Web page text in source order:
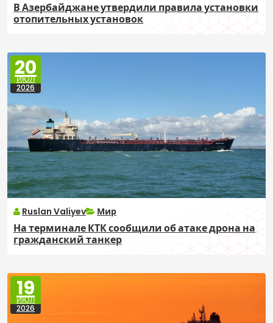
В Азербайджане утвердили правила установки
отопительных установок
20
ИЮЛ
2026
Ruslan Valiyev Мир
На терминале КТК сообщили об атаке дрона на
гражданский танкер
19
ИЮЛ
2026